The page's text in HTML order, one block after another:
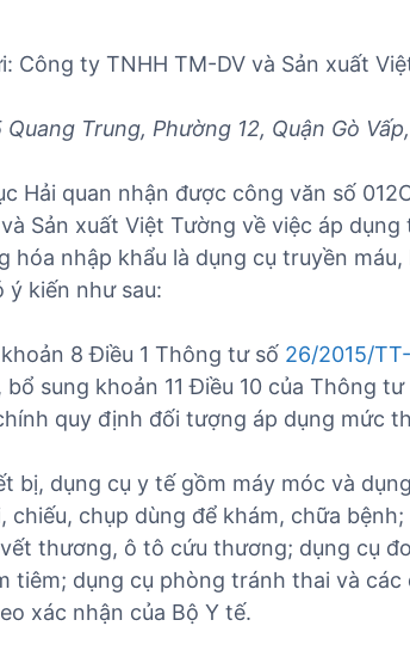
Công ty TNHH TM-DV và Sản xuất
Quang Trung, Phường 12, Quận Gò
Hải quan nhận được công văn số
Sản xuất Việt Tường về việc áp
hóa nhập khẩu là dụng cụ truyền
ý kiến như sau:
8 Điều 1 Thông tư số 26/2015/
bổ sung khoản 11 Điều 10 của Thông tư
quy định đối tượng áp dụng mức
bị, dụng cụ y tế gồm máy móc và
chiếu, chụp dùng để khám, chữa
thương, ô tô cứu thương; dụng cụ
tiêm; dụng cụ phòng tránh thai và
xác nhận của Bộ Y tế.